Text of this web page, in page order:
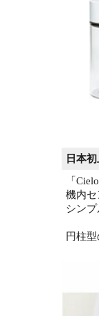
日本
「
機内セ
シン
円柱